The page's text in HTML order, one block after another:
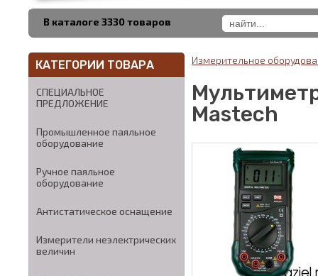
В каталоге 3330 товаров
КАТЕГОРИИ ТОВАРА
СПЕЦИАЛЬНОЕ
ПРЕДЛОЖЕНИЕ
Промышленное паяльное
оборудование
Ручное паяльное
оборудование
Антистатическое оснащение
Измерители неэлектрических
величин
Измерительное
Mastech